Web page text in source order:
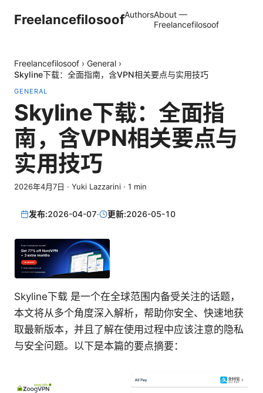
FreelancefilosoofAuthorsAbout —
Freelancefilosoof
Freelancefilosoof › General ›
Skyline下载：全面指南，含VPN相关要点与实用技巧
GENERAL
Skyline下载：全面指
南，含VPN相关要点与
实用技巧
2026年4月7日 · Yuki Lazzarini · 1 min
发布:2026-04-07· 更新:2026-05-10
Skyline下载 是一个在全球范围内备受关注的话题，
本文将从多个角度深入解析，帮助你安全、快速地获
取最新版本，并且了解在使用过程中应该注意的隐私
与安全问题。以下是本篇的要点摘要：